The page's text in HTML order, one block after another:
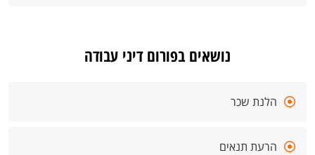
נושאים בפורום דיני עבודה
הלנת שכר
הרעת תנאים